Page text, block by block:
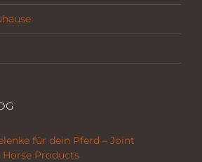
für dein Pferd – Joint
Products